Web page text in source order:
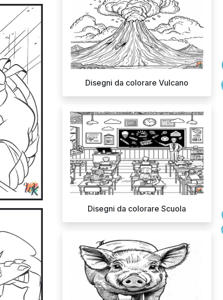
Disegni da colorare Vulcano
Disegni da colorare Scuola